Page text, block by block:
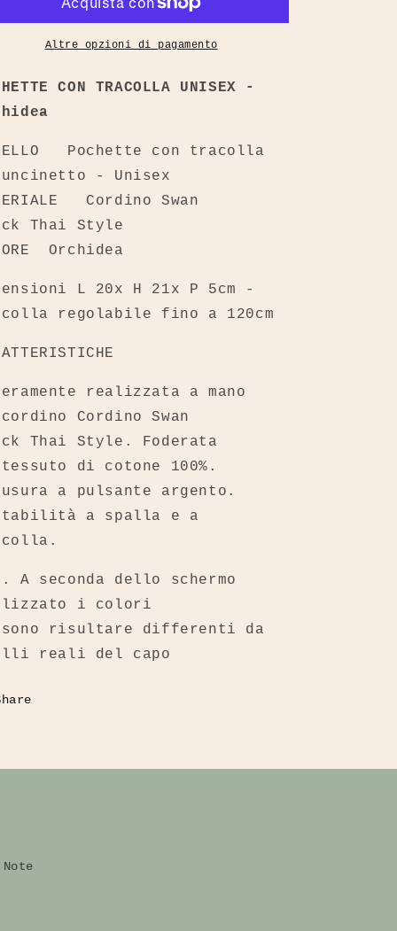
Orchidea
Unisex
-
Orchidea
Altre opzioni di pagamento
CON TRACOLLA UNISEX -
Pochette con tracolla
uncinetto - Unisex
Cordino Swan
Thai Style
Orchidea
L 20x H 21x P 5cm -
regolabile fino a 120cm
realizzata a mano
Cordino Swan
Thai Style. Foderata
di cotone 100%.
a pulsante argento.
a spalla e a
A seconda dello schermo
i colori
risultare differenti da
reali del capo
Note